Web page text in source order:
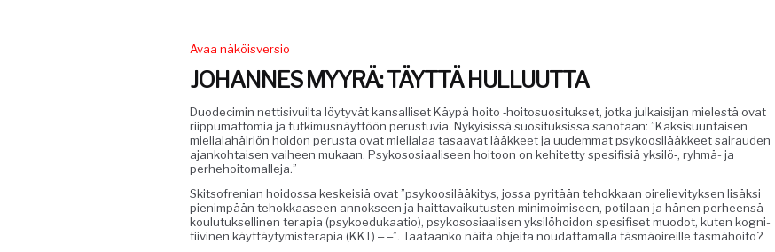
Avaa näköisversio
JOHANNES MYYRÄ: TÄYTTÄ HULLUUTTA
Duodec­imin net­ti­sivuil­ta löy­tyvät kansal­liset Käypä hoito ‑hoito­su­osi­tuk­set, jot­ka julka­isi­jan mielestä ovat
riip­pumat­to­mia ja tutkimus­näyt­töön perus­tu­via. Nyky­i­sis­sä suosi­tuk­sis­sa san­o­taan: ”Kak­sisu­un­taisen
mielialahäir­iön hoidon perus­ta ovat mielialaa tasaa­vat lääk­keet ja uudem­mat psykoosilääk­keet sairau­den
ajanko­htaisen vai­heen mukaan. Psykososi­aaliseen hoitoon on kehitet­ty spe­si­fisiä yksilö‑, ryh­mä- ja
perhehoitomalleja.”
Skit­sofren­ian hoi­dos­sa keskeisiä ovat ”psykoosilääk­i­tys, jos­sa pyritään tehokkaan oire­lievi­tyk­sen lisäk­si
pien­im­pään tehokkaaseen annok­seen ja hait­tavaiku­tusten min­i­moimiseen, poti­laan ja hänen per­heen­sä
koulu­tuk­selli­nen ter­apia (psykoe­dukaa­tio), psykososi­aalisen yksilöhoidon spe­si­fiset muodot, kuten kog­ni­
ti­ivi­nen käyt­täy­tymis­ter­apia (KKT) ‒ ‒”. Taataanko näitä ohjei­ta nou­dat­ta­mal­la täs­mäoireille täsmähoito?